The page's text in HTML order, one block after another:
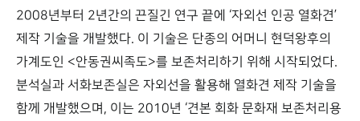
2008년부터 2년간의 끈질긴 연구 끝에 ‘자외선 인공 열화견’
제작 기술을 개발했다. 이 기술은 단종의 어머니 현덕왕후의
가계도인 <안동권씨족도>를 보존처리하기 위해 시작되었다.
분석실과 서화보존실은 자외선을 활용해 열화견 제작 기술을
함께 개발했으며, 이는 2010년 ‘견본 회화 문화재 보존처리용